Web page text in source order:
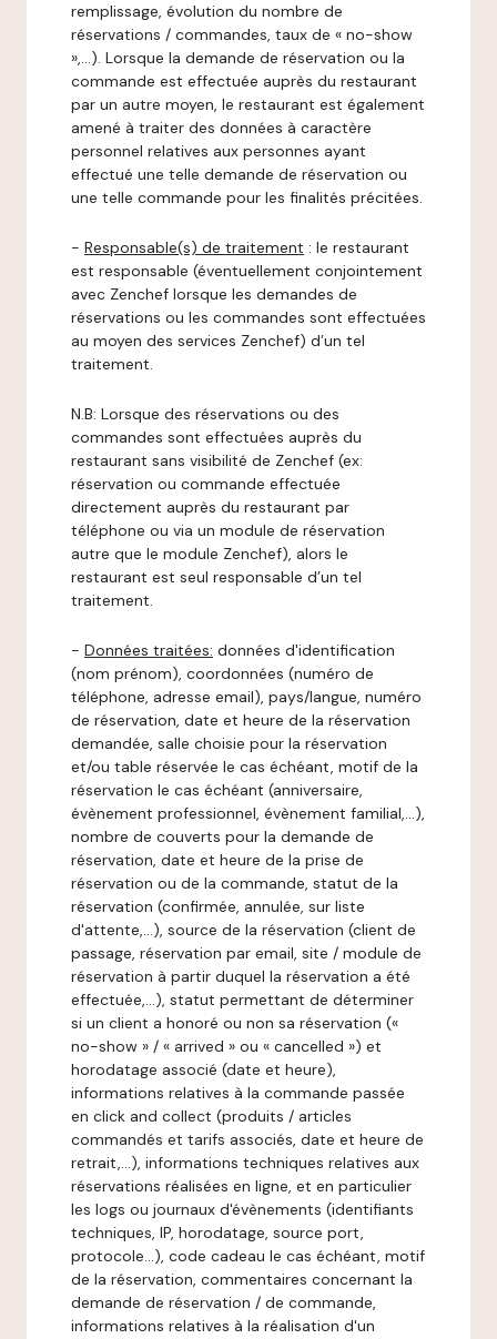
remplissage, évolution du nombre de
réservations / commandes, taux de « no-show
»,…). Lorsque la demande de réservation ou la
commande est effectuée auprès du restaurant
par un autre moyen, le restaurant est également
amené à traiter des données à caractère
personnel relatives aux personnes ayant
effectué une telle demande de réservation ou
une telle commande pour les finalités précitées.
- Responsable(s) de traitement : le restaurant
est responsable (éventuellement conjointement
avec Zenchef lorsque les demandes de
réservations ou les commandes sont effectuées
au moyen des services Zenchef) d’un tel
traitement.
N.B: Lorsque des réservations ou des
commandes sont effectuées auprès du
restaurant sans visibilité de Zenchef (ex:
réservation ou commande effectuée
directement auprès du restaurant par
téléphone ou via un module de réservation
autre que le module Zenchef), alors le
restaurant est seul responsable d’un tel
traitement.
- Données traitées: données d'identification
(nom prénom), coordonnées (numéro de
téléphone, adresse email), pays/langue, numéro
de réservation, date et heure de la réservation
demandée, salle choisie pour la réservation
et/ou table réservée le cas échéant, motif de la
réservation le cas échéant (anniversaire,
évènement professionnel, évènement familial,…),
nombre de couverts pour la demande de
réservation, date et heure de la prise de
réservation ou de la commande, statut de la
réservation (confirmée, annulée, sur liste
d'attente,…), source de la réservation (client de
passage, réservation par email, site / module de
réservation à partir duquel la réservation a été
effectuée,…), statut permettant de déterminer
si un client a honoré ou non sa réservation («
no-show » / « arrived » ou « cancelled ») et
horodatage associé (date et heure),
informations relatives à la commande passée
en click and collect (produits / articles
commandés et tarifs associés, date et heure de
retrait,…), informations techniques relatives aux
réservations réalisées en ligne, et en particulier
les logs ou journaux d'évènements (identifiants
techniques, IP, horodatage, source port,
protocole…), code cadeau le cas échéant, motif
de la réservation, commentaires concernant la
demande de réservation / de commande,
informations relatives à la réalisation d'un